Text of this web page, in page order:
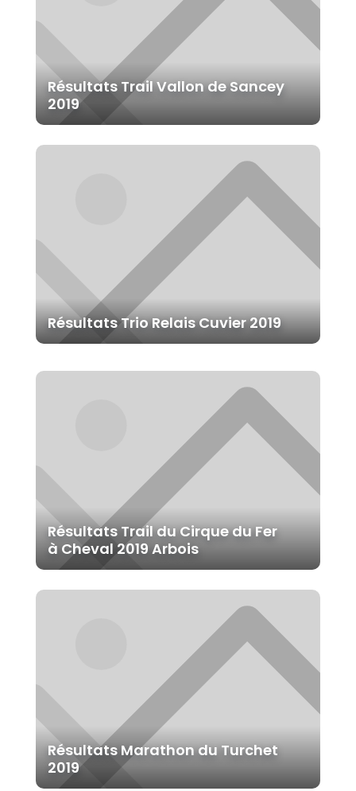
Résultats Trail Vallon de Sancey
2019
Résultats Trio Relais Cuvier 2019
Résultats Trail du Cirque du Fer
à Cheval 2019 Arbois
Résultats Marathon du Turchet
2019